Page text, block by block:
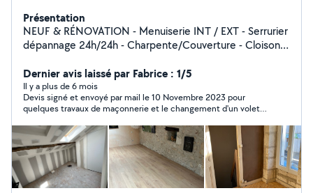
Présentation
NEUF & RÉNOVATION - Menuiserie INT / EXT - Serrurier
dépannage 24h/24h - Charpente/Couverture - Cloisons
Dernier avis laissé par Fabrice : 1/5
Il y a plus de 6 mois
Devis signé et envoyé par mail le 10 Novembre 2023 pour
quelques travaux de maçonnerie et le changement d'un volet,
l'acompte. Plusieurs appels sans réponse, et quand il daigne
répondre il nous annonce qu'il n'a reçu que la moitié du
volet...qu'il nous recontacte plus tard pour nous donner une
date de travaux (nous sommes déjà arrivés en janvier 2024) .
Depuis silence radio. A ce jour les travaux ne sont pas fait,
malgré l'encaissement de l'acompte de 294 euros. Il ne répond